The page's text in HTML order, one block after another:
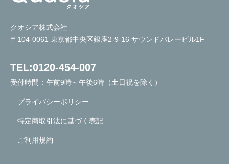
クオシア株式会社
〒104-0061 東京都中央区銀座2-9-16 サウンドバレービル1F
TEL:0120-454-007
受付時間：午前9時～午後6時（土日祝を除く）
プライバシーポリシー
特定商取引法に基づく表記
ご利用規約